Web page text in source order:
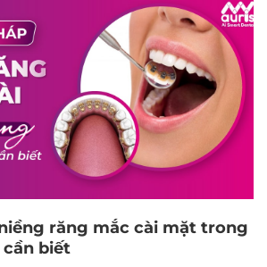
răng mắc cài mặt trong
biết